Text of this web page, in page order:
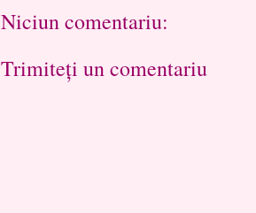
Niciun comentariu:
Trimiteți un comentariu